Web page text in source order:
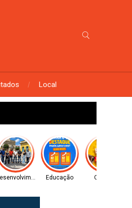
Local
Educação Cultura